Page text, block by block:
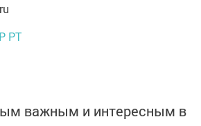
РТ
важным и интересным в